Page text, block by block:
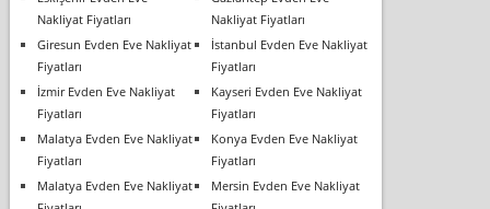
Nakliyat Fiyatları
Nakliyat Fiyatları
Giresun Evden Eve Nakliyat
Fiyatları
İstanbul Evden Eve Nakliyat
Fiyatları
İzmir Evden Eve Nakliyat
Fiyatları
Kayseri Evden Eve Nakliyat
Fiyatları
Malatya Evden Eve Nakliyat
Fiyatları
Konya Evden Eve Nakliyat
Fiyatları
Malatya Evden Eve Nakliyat
Mersin Evden Eve Nakliyat